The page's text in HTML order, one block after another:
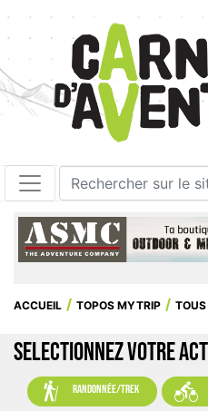
ACCUEIL TOPOS MYTRIP TOUS
SELECTIONNEZ VOTRE
 randonnée/trek 